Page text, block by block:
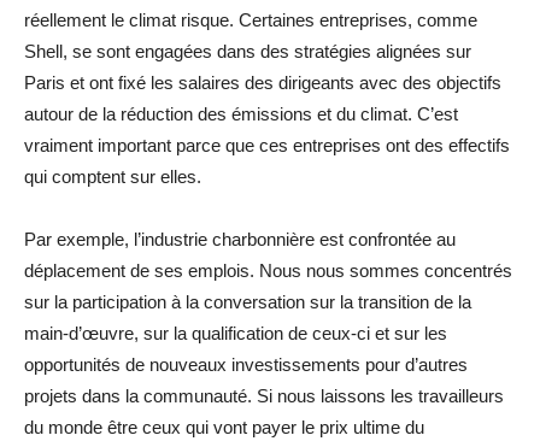
réellement le climat risque. Certaines entreprises, comme
Shell, se sont engagées dans des stratégies alignées sur
Paris et ont fixé les salaires des dirigeants avec des objectifs
autour de la réduction des émissions et du climat. C’est
vraiment important parce que ces entreprises ont des effectifs
qui comptent sur elles.
Par exemple, l’industrie charbonnière est confrontée au
déplacement de ses emplois. Nous nous sommes concentrés
sur la participation à la conversation sur la transition de la
main-d’œuvre, sur la qualification de ceux-ci et sur les
opportunités de nouveaux investissements pour d’autres
projets dans la communauté. Si nous laissons les travailleurs
du monde être ceux qui vont payer le prix ultime du